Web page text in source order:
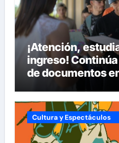
¡Atención,
ingreso!
de documentos
Cultura y Espectáculos